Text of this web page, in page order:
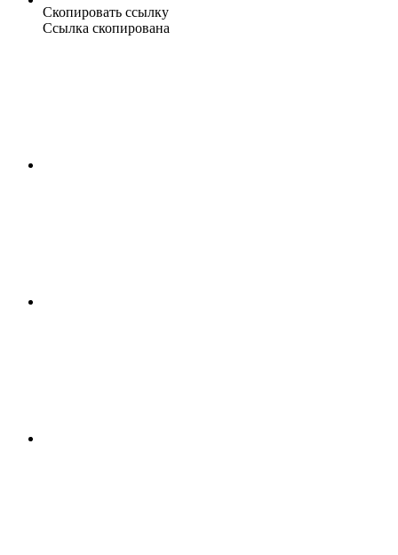
Скопировать ссылку
Ссылка скопирована